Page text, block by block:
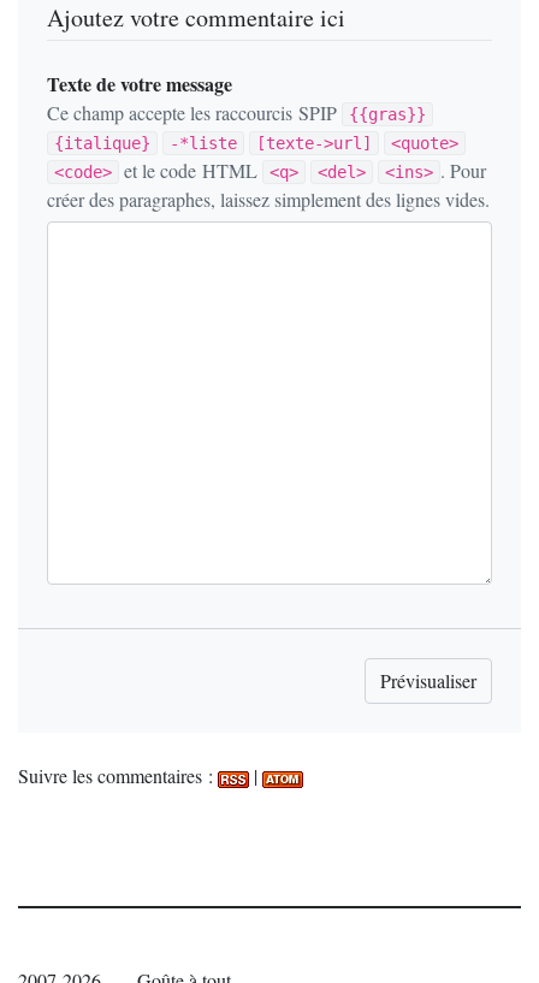
Ajoutez votre commentaire ici
Texte de votre message
Ce champ accepte les raccourcis SPIP
{{gras}}
{italique}
-*liste [texte->url]
<quote>
<code>
et le code HTML <q> <del> <ins> . Pour
créer des paragraphes, laissez simplement des lignes vides.
Suivre les commentaires : |